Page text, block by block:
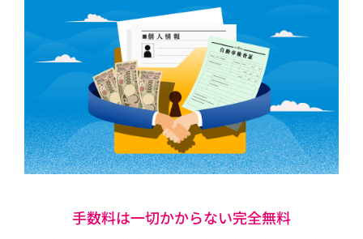
手数料は一切かからない完全無料